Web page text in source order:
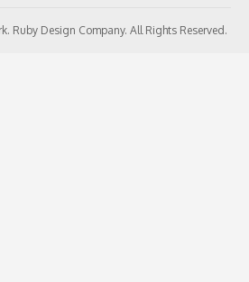
Ruby Design Company. All Rights Reserved.